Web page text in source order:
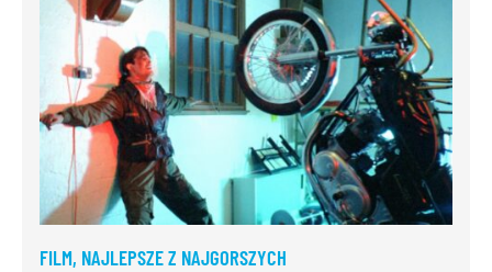
FILM, NAJLEPSZE Z NAJGORSZYCH